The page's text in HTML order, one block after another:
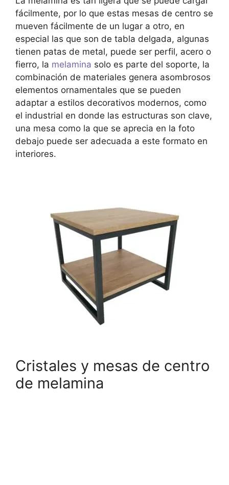
fácilmente, por lo que estas mesas de centro se
mueven fácilmente de un lugar a otro, en
especial las que son de tabla delgada, algunas
tienen patas de metal, puede ser perfil, acero o
fierro, la melamina solo es parte del soporte, la
combinación de materiales genera asombrosos
elementos ornamentales que se pueden
adaptar a estilos decorativos modernos, como
el industrial en donde las estructuras son clave,
una mesa como la que se aprecia en la foto
debajo puede ser adecuada a este formato en
interiores.
Cristales y mesas de centro
de melamina